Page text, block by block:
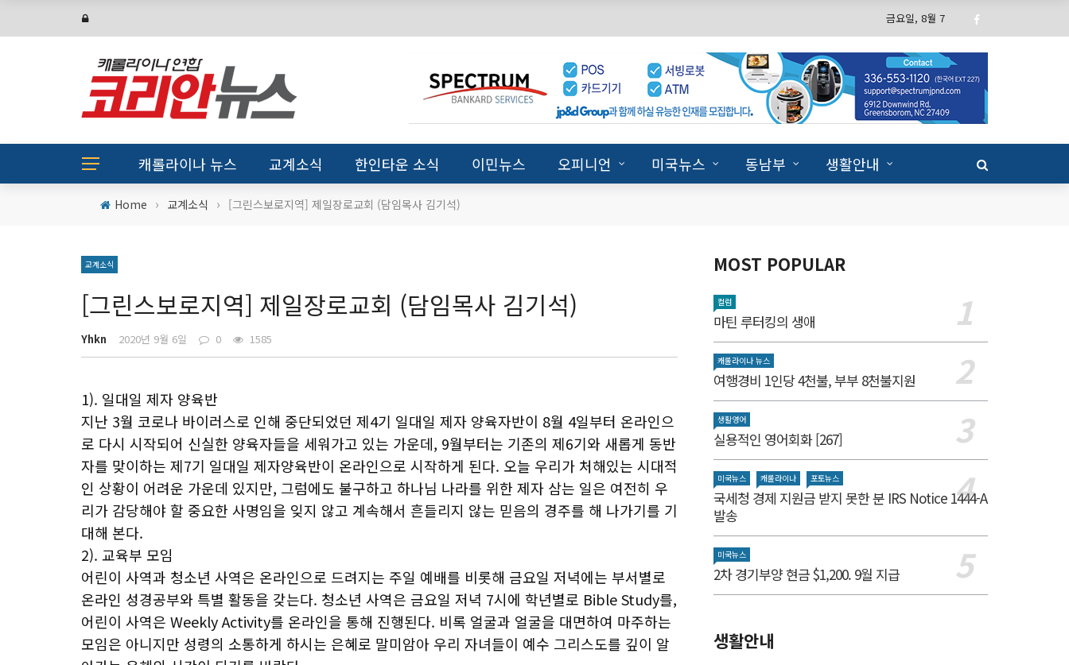
금요일, 8월 7
캐롤라이나 뉴스 교계소식 한인타운 소식 이민뉴스 오피니언 미국뉴스 동남부 생활안내
Home › 교계소식 › [그린스보로지역] 제일장로교회 (담임목사 김기석)
교계소식
[그린스보로지역] 제일장로교회 (담임목사 김기석)
Yhkn 2020년 9월 6일 0 1585
1). 일대일 제자 양육반
지난 3월 코로나 바이러스로 인해 중단되었던 제4기 일대일 제자 양육자반이 8월 4일부터 온라인으
로 다시 시작되어 신실한 양육자들을 세워가고 있는 가운데, 9월부터는 기존의 제6기와 새롭게 동반
자를 맞이하는 제7기 일대일 제자양육반이 온라인으로 시작하게 된다. 오늘 우리가 처해있는 시대적
인 상황이 어려운 가운데 있지만, 그럼에도 불구하고 하나님 나라를 위한 제자 삼는 일은 여전히 우
리가 감당해야 할 중요한 사명임을 잊지 않고 계속해서 흔들리지 않는 믿음의 경주를 해 나가기를 기
대해 본다.
2). 교육부 모임
어린이 사역과 청소년 사역은 온라인으로 드려지는 주일 예배를 비롯해 금요일 저녁에는 부서별로
온라인 성경공부와 특별 활동을 갖는다. 청소년 사역은 금요일 저녁 7시에 학년별로 Bible Study를,
어린이 사역은 Weekly Activity를 온라인을 통해 진행된다. 비록 얼굴과 얼굴을 대면하여 마주하는
모임은 아니지만 성령의 소통하게 하시는 은혜로 말미암아 우리 자녀들이 예수 그리스도를 깊이 알
MOST POPULAR
컬럼
마틴 루터킹의 생애
캐롤라이나 뉴스
여행경비 1인당 4천불, 부부 8천불지원
생활영어
실용적인 영어회화 [267]
미국뉴스 캐롤라이나 포토뉴스
국세청 경제 지원금 받지 못한 분 IRS Notice 1444-A
발송
미국뉴스
2차 경기부양 현금 $1,200. 9월 지급
생활안내